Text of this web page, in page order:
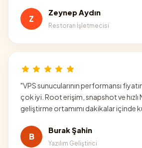
Z
Zeynep Aydın
Restoran İşletmecisi
"VPS sunucularının performansı
çok iyi. Root erişim, snapshot ve hızlı
geliştirme ortamımı dakikalar içinde
B
Burak Şahin
Yazılım Geliştirici